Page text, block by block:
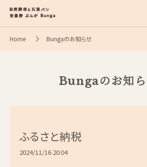
Home Bungaのお知らせ
Bungaのお知
ふるさと納税
2024/11/16 20:04